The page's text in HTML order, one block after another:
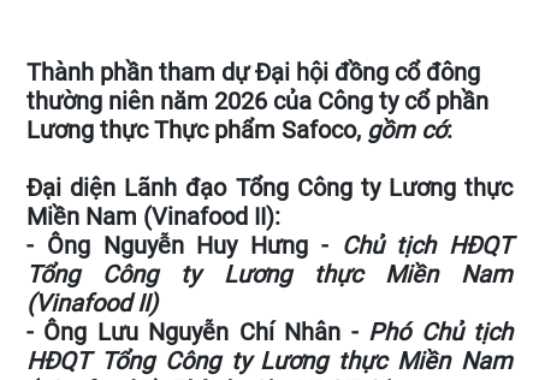
Thành phần tham dự Đại hội đồng cổ đông
thường niên năm 2026 của Công ty cổ phần
Lương thực Thực phẩm Safoco, gồm có:
Đại diện Lãnh đạo Tổng Công ty Lương thực
Miền Nam (Vinafood II):
- Ông Nguyễn Huy Hưng - Chủ tịch HĐQT
Tổng Công ty Lương thực Miền Nam
(Vinafood II)
- Ông Lưu Nguyễn Chí Nhân - Phó Chủ tịch
HĐQT Tổng Công ty Lương thực Miền Nam